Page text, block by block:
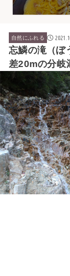
自然にふれる
忘鱗の滝（ぼ
差20mの分岐